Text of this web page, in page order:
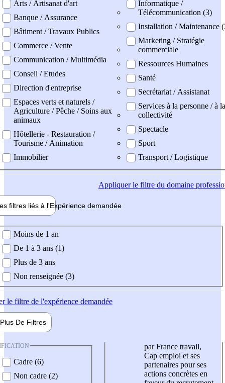
Arts / Artisanat d'art
Banque / Assurance
Bâtiment / Travaux Publics
Commerce / Vente
Communication / Multimédia
Conseil / Etudes
Direction d'entreprise
Espaces verts et naturels /
Agriculture / Pêche / Soins aux
animaux
Hôtellerie - Restauration /
Tourisme / Animation
Immobilier
Informatique /
Télécommunication (3)
Installation / Maintenance
Marketing / Stratégie
commerciale
Ressources Humaines
Santé
Secrétariat / Assistanat
Services à la personne / à la
collectivité
Spectacle
Sport
Transport / Logistique
Appliquerle filtre du domaine
filtres liés à l'Expérience demandée
demandée
Moins de 1 an
De 1 à 3 ans (1)
Plus de 3 ans
Non renseignée (3)
le filtre de l'expérience demandée
Plus De Filtres
Cadre (6)
Non cadre (2)
par France travail,
Cap emploi et ses
partenaires pour ses
actions concrètes en